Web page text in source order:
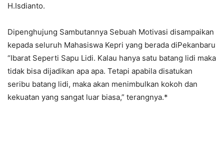
H.Isdianto.
Dipenghujung Sambutannya Sebuah Motivasi disampaikan
kepada seluruh Mahasiswa Kepri yang berada diPekanbaru
“Ibarat Seperti Sapu Lidi. Kalau hanya satu batang lidi maka
tidak bisa dijadikan apa apa. Tetapi apabila disatukan
seribu batang lidi, maka akan menimbulkan kokoh dan
kekuatan yang sangat luar biasa,” terangnya.*